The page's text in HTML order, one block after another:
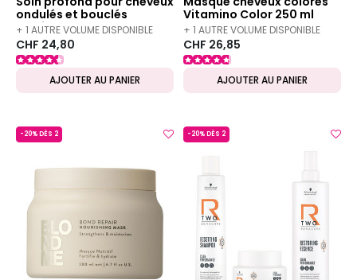
ondulés et bouclés
Nutricurls 150ml
+ 1 AUTRE VOLUME DISPONIBLE
CHF 24,80
AJOUTER AU PANIER
Vitamino Color 250 ml
+ 1 AUTRE VOLUME DISPONIBLE
CHF 26,85
AJOUTER AU PANIER
-20% DÈS 2 -20% DÈS 2